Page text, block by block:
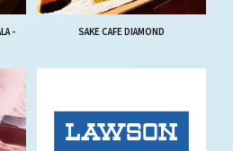
-
SAKE CAFE DIAMOND